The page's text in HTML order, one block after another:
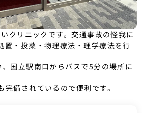
クリニックです。交通事故の怪我に
置・投薬・物理療法・理学療法を行
国立駅南口からバスで5分の場所に
備されているので便利です。